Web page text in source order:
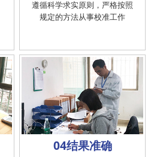
遵循科学求实原则，严格按照
规定的方法从事校准工作
04结果准确